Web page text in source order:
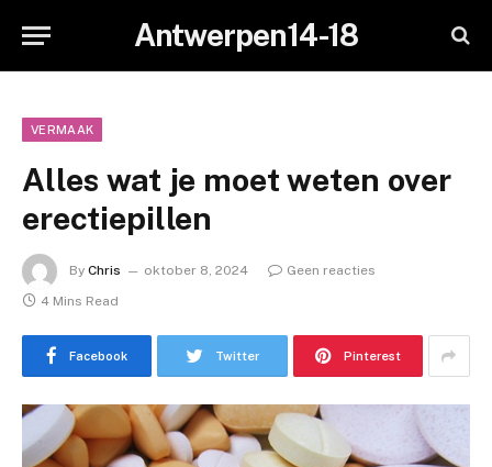
Antwerpen14-18
VERMAAK
Alles wat je moet weten over
erectiepillen
By Chris oktober 8, 2024
Geen reacties
4 Mins Read
Facebook Twitter Pinterest